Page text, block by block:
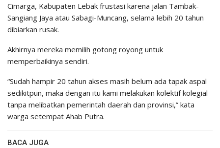
Cimarga, Kabupaten Lebak frustasi karena jalan Tambak-
Sangiang Jaya atau Sabagi-Muncang, selama lebih 20 tahun
dibiarkan rusak.
Akhirnya mereka memilih gotong royong untuk
memperbaikinya sendiri.
“Sudah hampir 20 tahun akses masih belum ada tapak aspal
sedikitpun, maka dengan itu kami melakukan kolektif kolegial
tanpa melibatkan pemerintah daerah dan provinsi,” kata
warga setempat Ahab Putra.
BACA JUGA